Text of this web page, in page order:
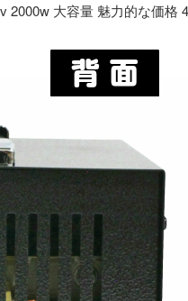
2000w 大容量 魅力的な価格